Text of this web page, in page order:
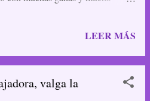
LEER MÁS
valga la